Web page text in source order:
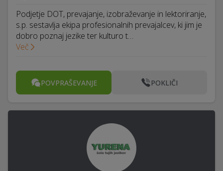
Podjetje DOT, prevajanje, izobraževanje in lektoriranje,
s.p. sestavlja ekipa profesionalnih prevajalcev, ki jim je
dobro poznaj jezike ter kulturo t…
Več
POVPRAŠEVANJE POKLIČI